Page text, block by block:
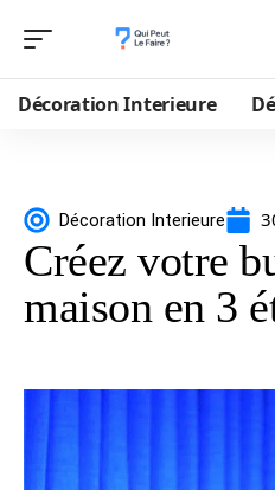
Décoration Interieure
Décoration Interieure
Créez votre
maison en 3